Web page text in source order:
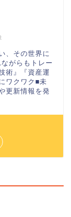
、その世界に
がらもトレー
術』『資産運
ワクワク■未
更新情報を発